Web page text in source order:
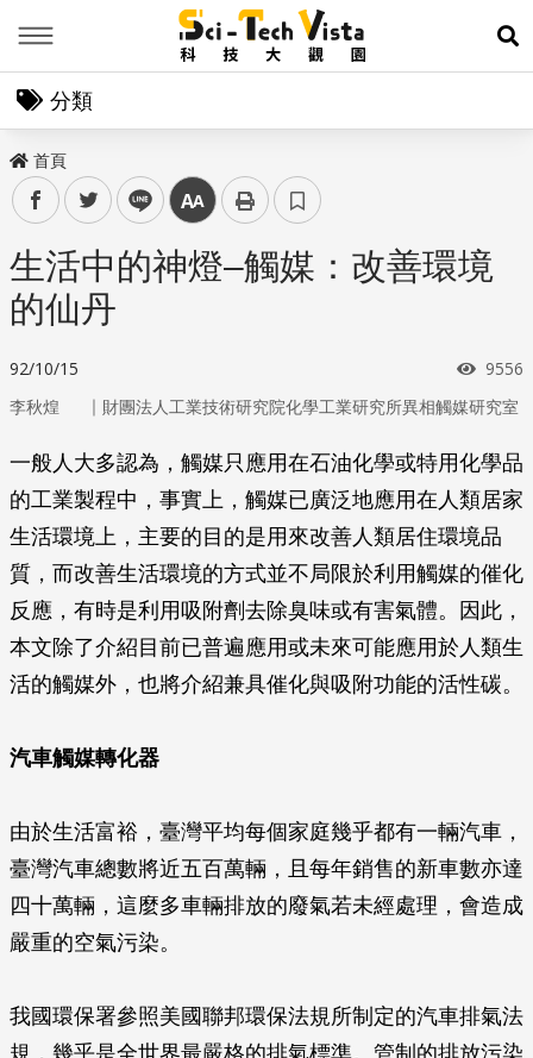
展
分類
首頁
facebooktwitter line 中
生活中的神燈–觸媒：改善環境
的仙丹
92/10/15 瀏覽
9556
李秋煌 ｜ 財團法人工業技術研究院化學工業研究所異相觸媒研究室
一般人大多認為，觸媒只應用在石油化學或特用化學品
的工業製程中，事實上，觸媒已廣泛地應用在人類居家
生活環境上，主要的目的是用來改善人類居住環境品
質，而改善生活環境的方式並不局限於利用觸媒的催化
反應，有時是利用吸附劑去除臭味或有害氣體。因此，
本文除了介紹目前已普遍應用或未來可能應用於人類生
活的觸媒外，也將介紹兼具催化與吸附功能的活性碳。
汽車觸媒轉化器
由於生活富裕，臺灣平均每個家庭幾乎都有一輛汽車，
臺灣汽車總數將近五百萬輛，且每年銷售的新車數亦達
四十萬輛，這麼多車輛排放的廢氣若未經處理，會造成
嚴重的空氣污染。
我國環保署參照美國聯邦環保法規所制定的汽車排氣法
規，幾乎是全世界最嚴格的排氣標準。管制的排放污染